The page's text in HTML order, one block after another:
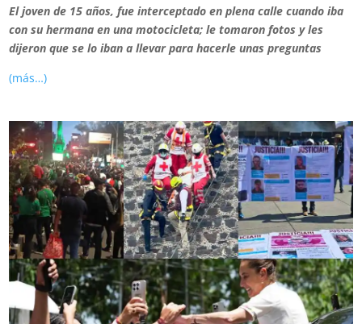
El joven de 15 años, fue interceptado en plena calle cuando iba
con su hermana en una motocicleta; le tomaron fotos y les
dijeron que se lo iban a llevar para hacerle unas preguntas
(más…)